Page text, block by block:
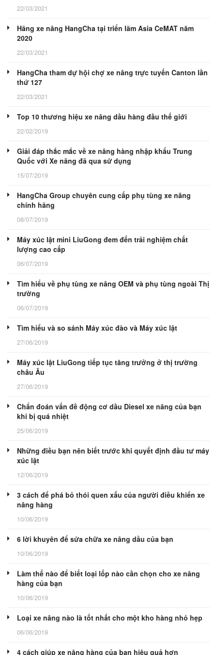
22/03/2021
Hãng xe nâng HangCha tại triển lãm Asia CeMAT năm
2020
22/03/2021
HangCha tham dự hội chợ xe nâng trực tuyến Canton lần
thứ 127
22/03/2021
Top 10 thương hiệu xe nâng dầu hàng đầu thế giới
22/02/2019
Giải đáp thắc mắc về xe nâng hàng nhập khẩu Trung
Quốc với Xe nâng đã qua sử dụng
15/07/2019
HangCha Group chuyên cung cấp phụ tùng xe nâng
chính hãng
08/07/2019
Máy xúc lật mini LiuGong đem đến trải nghiệm chất
lượng cao cấp
06/07/2019
Tìm hiểu về phụ tùng xe nâng OEM và phụ tùng ngoài Thị
trường
06/07/2019
Tìm hiểu và so sánh Máy xúc đào và Máy xúc lật
27/06/2019
Máy xúc lật LiuGong tiếp tục tăng trưởng ở thị trường
châu Âu
27/06/2019
Chẩn đoán vấn đề động cơ dầu Diesel xe nâng của bạn
khi bị quá nhiệt
25/06/2019
Những điều bạn nên biết trước khi quyết định đầu tư máy
xúc lật
12/06/2019
3 cách để phá bỏ thói quen xấu của người điều khiển xe
nâng hàng
10/06/2019
6 lời khuyên để sửa chữa xe nâng dầu của bạn
10/06/2019
Làm thế nào để biết loại lốp nào cần chọn cho xe nâng
hàng của bạn
10/06/2019
Loại xe nâng nào là tốt nhất cho một kho hàng nhỏ hẹp
06/06/2019
4 cách giúp xe nâng hàng của bạn hiệu quả hơn